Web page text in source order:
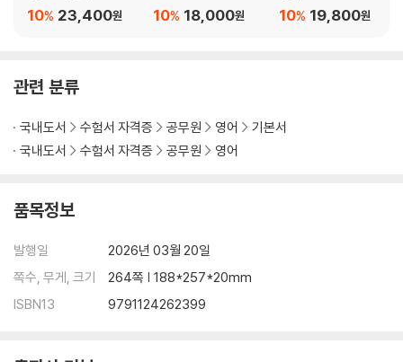
그래서 이 교재는 텍스트 중심이 아니라 이미지 중심으로 구성했습니다.
다 개념을 눈으로 이해하고 바로 적용할 수 있게 됩니다. 이것이 Visual En
수험을 선택한다는 것은 쉽지 않은 결정입니다. 앞으로의 삶을 바꾸기 위
는 것도 아닙니다. 요령이 없는 일은 없지만, 요령만으로 되는 일도 없습니
현재의 시험은 결국 정확하게 읽고 푸는 능력을 요구합니다. 그리고 그 능
력을 가장 효율적으로 만들어 드리는 것이 제가 가장 잘하는 일입니다. 이
23,400원
10% 18,000원
10% 19,800원
10%
관련 분류
국내도서 수험서 자격증 공무원 영어
기본서
국내도서
수험서 자격증 공무원 영어
품목정보
발행일
2026년 03월 20일
쪽수, 무게, 크기
264쪽 | 188*257*20mm
ISBN13
9791124262399